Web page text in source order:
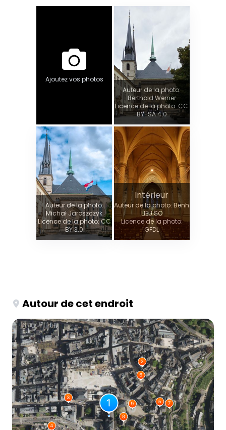
Ajoutez vos photos
Auteur de la photo:
Berthold Werner
Licence de la photo: CC
BY-SA 4.0
Auteur de la photo:
Michał Jaroszczyk
Licence de la photo: CC
BY 3.0
Intérieur
Auteur de la photo: Benh
LIEU SO
Licence de la photo:
GFDL
Autour de cet endroit